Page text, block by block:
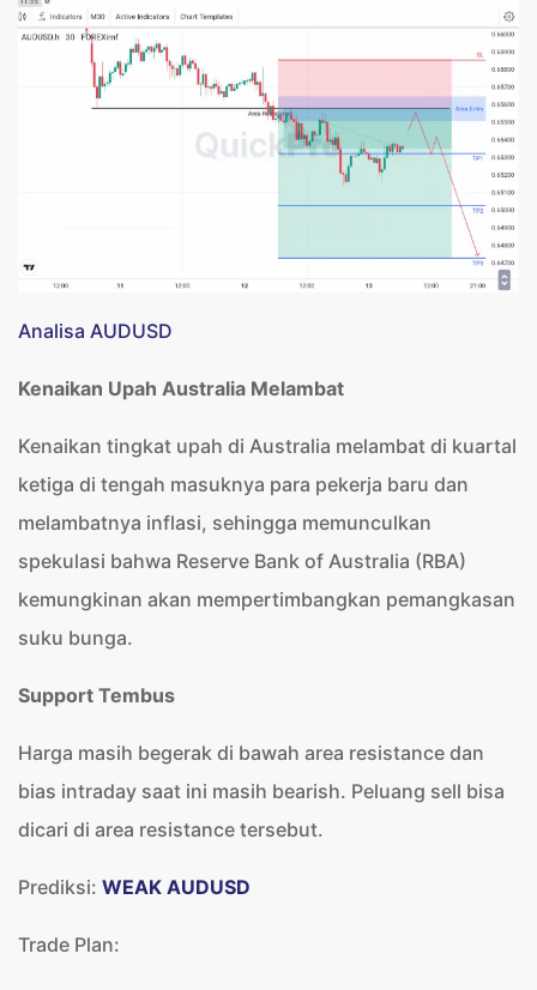
Analisa AUDUSD
Kenaikan Upah Australia Melambat
Kenaikan tingkat upah di Australia melambat di kuartal
ketiga di tengah masuknya para pekerja baru dan
melambatnya inflasi, sehingga memunculkan
spekulasi bahwa Reserve Bank of Australia (RBA)
kemungkinan akan mempertimbangkan pemangkasan
suku bunga.
Support Tembus
Harga masih begerak di bawah area resistance dan
bias intraday saat ini masih bearish. Peluang sell bisa
dicari di area resistance tersebut.
Prediksi: WEAK AUDUSD
Trade Plan: